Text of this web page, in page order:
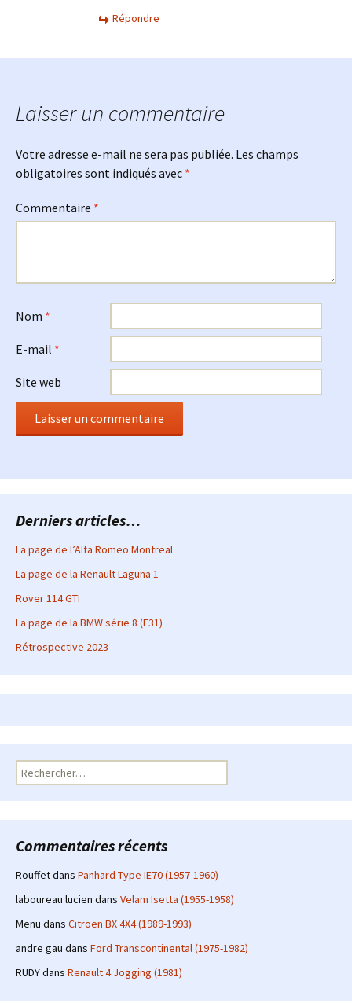
Répondre
Laisser un commentaire
Votre adresse e-mail ne sera pas publiée. Les champs
obligatoires sont indiqués avec *
Commentaire *
Nom *
E-mail *
Site web
Derniers articles…
La page de l’Alfa Romeo Montreal
La page de la Renault Laguna 1
Rover 114 GTI
La page de la BMW série 8 (E31)
Rétrospective 2023
Rechercher :
Commentaires récents
Rouffetdans Panhard Type IE70 (1957-1960)
laboureau lucien dans Velam Isetta (1955-1958)
Menu dans Citroën BX 4X4 (1989-1993)
andre gau dans Ford Transcontinental (1975-1982)
RUDYdans Renault 4 Jogging (1981)